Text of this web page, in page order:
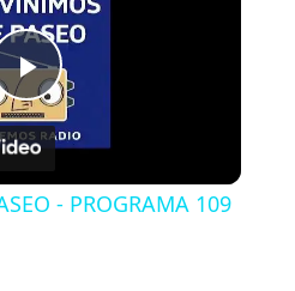
P
- PROGRAMA 109